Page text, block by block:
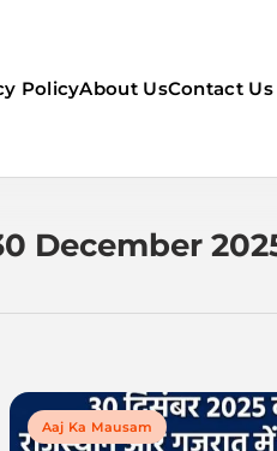
कल का मौसम की
PolicyAbout UsContact Us
December
Aaj Ka Mausam